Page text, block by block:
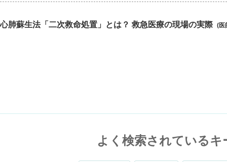
心肺蘇生法「二次救命処置」とは？ 救急医療の現場の実際 (医
よく検索されているキ